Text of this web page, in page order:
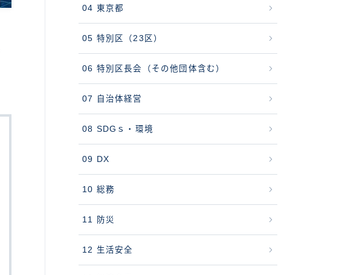
04 東京都
05 特別区（23区）
06 特別区長会（その他団体含む）
07 自治体経営
08 SDGｓ・環境
09 DX
10 総務
11 防災
12 生活安全